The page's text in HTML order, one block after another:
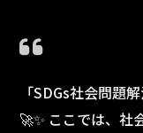
「SDGs社会問題
🚀✨ ここでは、社